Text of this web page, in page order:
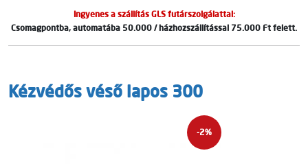
Ingyenes a szállítás GLS futárszolgálattal:
Csomagpontba, automatába 50.000 / házhozszállítással 75.000 Ft felett.
Kézvédős véső lapos 300
-2%